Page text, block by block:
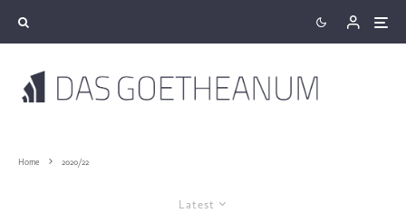
Home 2020/22
Latest